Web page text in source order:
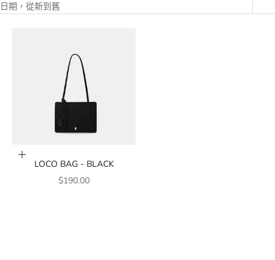
日期，從新到舊
加入購物車
LOCO BAG - BLACK
銷售價格
$190.00